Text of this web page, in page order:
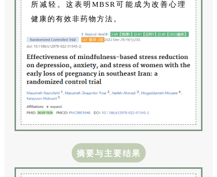
所减轻。这表明MBSR可能成为改善心理
健康的有效非药物方法。
摘要与主要结果